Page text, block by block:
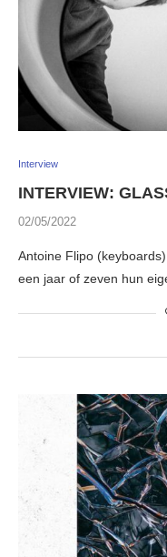
Interview
INTERVIEW:
02/05/2022
Antoine Flipo
een jaar of zeven hun